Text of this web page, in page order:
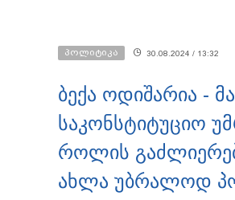
პოლიტიკა 30.08.2024 / 13:32
ბექა ოდიშარია -
საკონსტიტუციო
როლის
ახლა უბრალოდ